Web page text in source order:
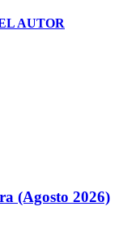
AUTOR
(Agosto 2026)